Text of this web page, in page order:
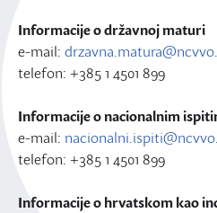
Informacije o državnoj maturi
e-mail:
telefon: +385 1 4501 899
Informacije o nacionalnim
e-mail:
telefon: +385 1 4501 899
Informacije o hrvatskom kao